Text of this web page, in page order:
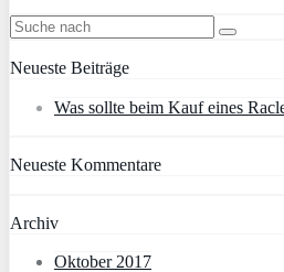
Neueste Beiträge
Was sollte beim Kauf eines
Neueste Kommentare
Archiv
Oktober 2017